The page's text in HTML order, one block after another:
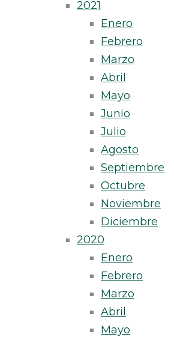
2021
Enero
Febrero
Marzo
Abril
Mayo
Junio
Julio
Agosto
Septiembre
Octubre
Noviembre
Diciembre
2020
Enero
Febrero
Marzo
Abril
Mayo